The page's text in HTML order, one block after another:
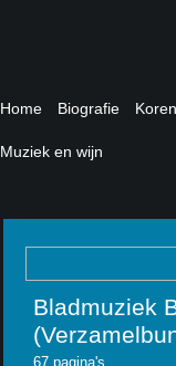
Home Biografie Koren
Muziek en wijn
Bladmuziek
67 pagina's